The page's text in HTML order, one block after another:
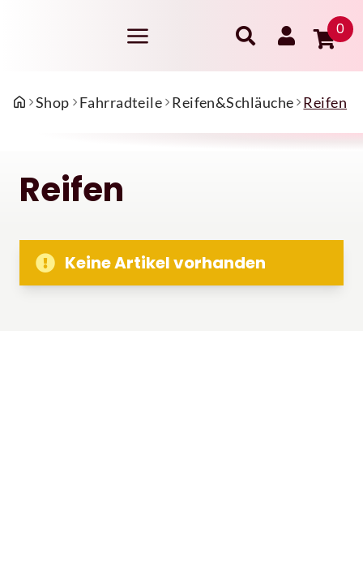
0
Shop Fahrradteile Reifen&Schläuche Reifen
Reifen
Keine Artikel vorhanden